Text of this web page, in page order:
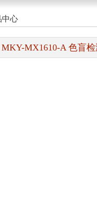
中心
MKY-MX1610-A 色盲